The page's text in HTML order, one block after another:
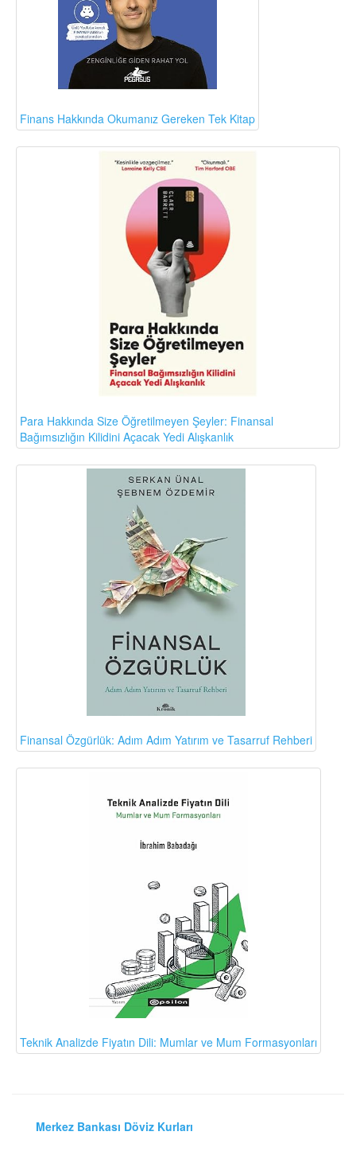
Finans Hakkında Okumanız Gereken Tek Kitap
Para Hakkında Size Öğretilmeyen Şeyler: Finansal
Bağımsızlığın Kilidini Açacak Yedi Alışkanlık
Finansal Özgürlük: Adım Adım Yatırım ve Tasarruf Rehberi
Teknik Analizde Fiyatın Dili: Mumlar ve Mum Formasyonları
Merkez Bankası Döviz Kurları